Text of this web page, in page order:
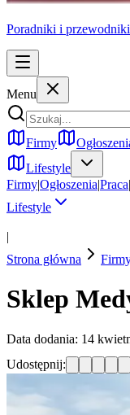
Poradniki i przewodniki
Menu
Firmy
Lifestyle
Firmy|Ogłoszenia|Praca|
Lifestyle
|
Strona główna
Sklep
Data dodania: 14
Udostępnij: